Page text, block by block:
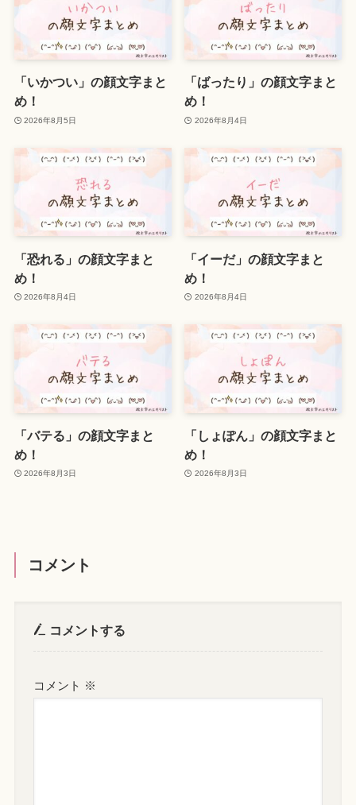
「いかつい」の顔文字まと
め！
2026年8月5日
「ばったり」の顔文字まと
め！
2026年8月4日
「恐れる」の顔文字まと
め！
2026年8月4日
「イーだ」の顔文字まと
め！
2026年8月4日
「バテる」の顔文字まと
め！
2026年8月3日
「しょぽん」の顔文字まと
め！
2026年8月3日
コメント
コメントする
コメント ※